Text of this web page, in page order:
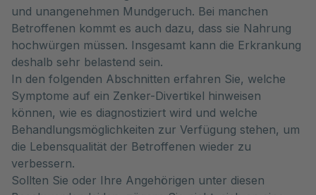
und unangenehmen Mundgeruch. Bei manchen
Betroffenen kommt es auch dazu, dass sie Nahrung
hochwürgen müssen. Insgesamt kann die Erkrankung
deshalb sehr belastend sein.
In den folgenden Abschnitten erfahren Sie, welche
Symptome auf ein Zenker-Divertikel hinweisen
können, wie es diagnostiziert wird und welche
Behandlungsmöglichkeiten zur Verfügung stehen, um
die Lebensqualität der Betroffenen wieder zu
verbessern.
Sollten Sie oder Ihre Angehörigen unter diesen